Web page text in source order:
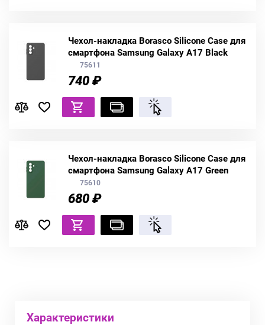
Чехол-накладка Borasco Silicone Case для
смартфона Samsung Galaxy A17 Black
75611
740 ₽
Чехол-накладка Borasco Silicone Case для
смартфона Samsung Galaxy A17 Green
75610
680 ₽
Характеристики